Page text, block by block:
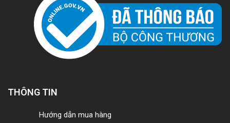
THÔNG TIN
Hướng dẫn mua hàng